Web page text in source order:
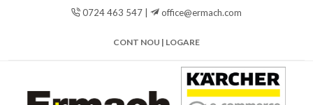
0724 463 547 | office@ermach.com
CONT NOU | LOGARE